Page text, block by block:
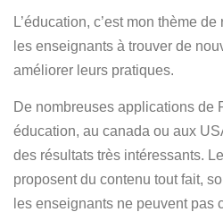
L’éducation, c’est mon thème de
les enseignants à trouver de
améliorer leurs pratiques.
De nombreuses applications de
éducation, au canada ou aux
des résultats très intéressants. Le
proposent du contenu tout fait,
les enseignants ne peuvent pas